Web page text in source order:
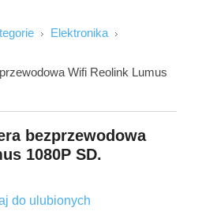
Elektronika
Wifi Reolink Lumus
bezprzewodowa
1080P SD.
do ulubionych
i Nazwisko